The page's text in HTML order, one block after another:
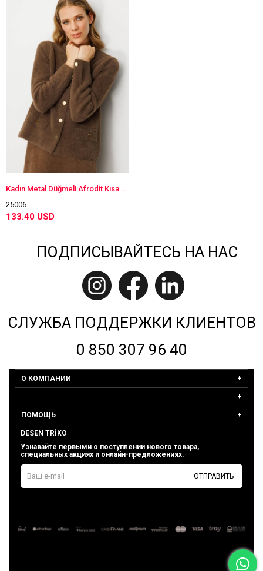
Kadın Metal Düğmeli Afrodit Kısa Ceket Kahve
25006
133.40 USD
ПОДПИСЫВАЙТЕСЬ НА НАС
СЛУЖБА ПОДДЕРЖКИ КЛИЕНТОВ
0 850 307 96 40
О КОМПАНИИ
ПОМОЩЬ
DESEN TRİKO
Узнавайте первыми о поступлении нового товара,
специальных акциях и онлайн-предложениях.
ОТПРАВИТЬ